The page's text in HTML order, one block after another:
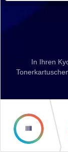
In Ihren